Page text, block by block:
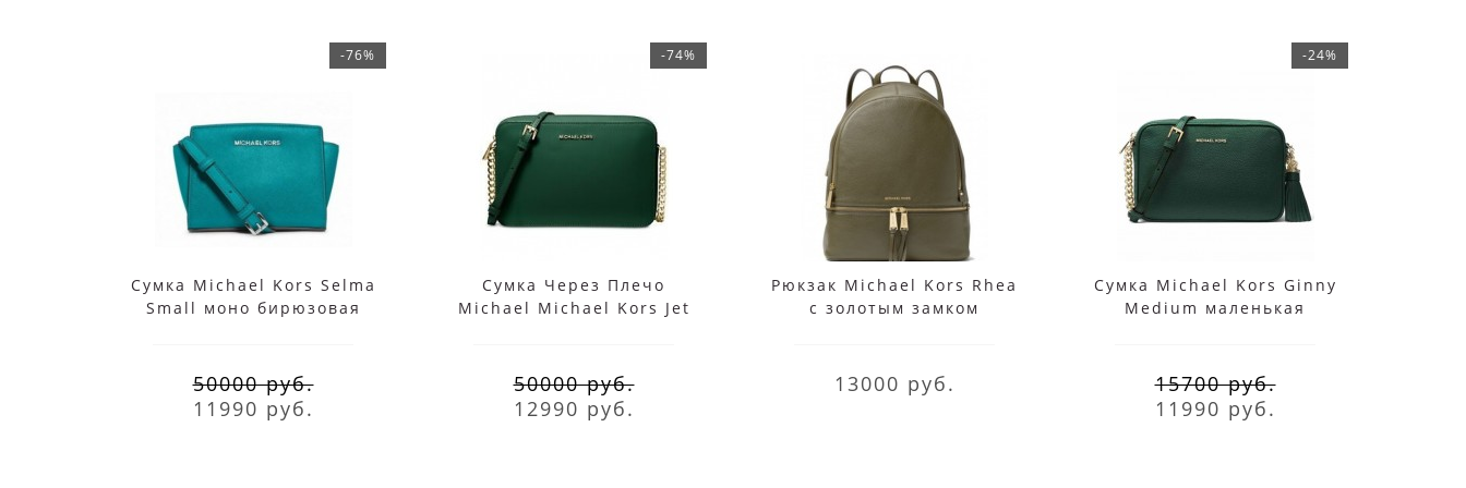
-76%
Сумка Michael Kors Selma
Small моно бирюзовая
50000 руб.
11990 руб.
-74%
Сумка Через Плечо
Michael Michael Kors Jet
50000 руб.
12990 руб.
Рюкзак Michael Kors Rhea
с золотым замком
13000 руб.
-24%
Сумка Michael Kors Ginny
Medium маленькая
15700 руб.
11990 руб.